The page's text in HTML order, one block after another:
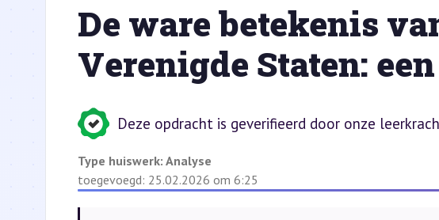
De ware betekenis
Verenigde Staten:
Deze opdracht is geverifieerd door onze
Type huiswerk: Analyse
toegevoegd: 25.02.2026 om 6:25